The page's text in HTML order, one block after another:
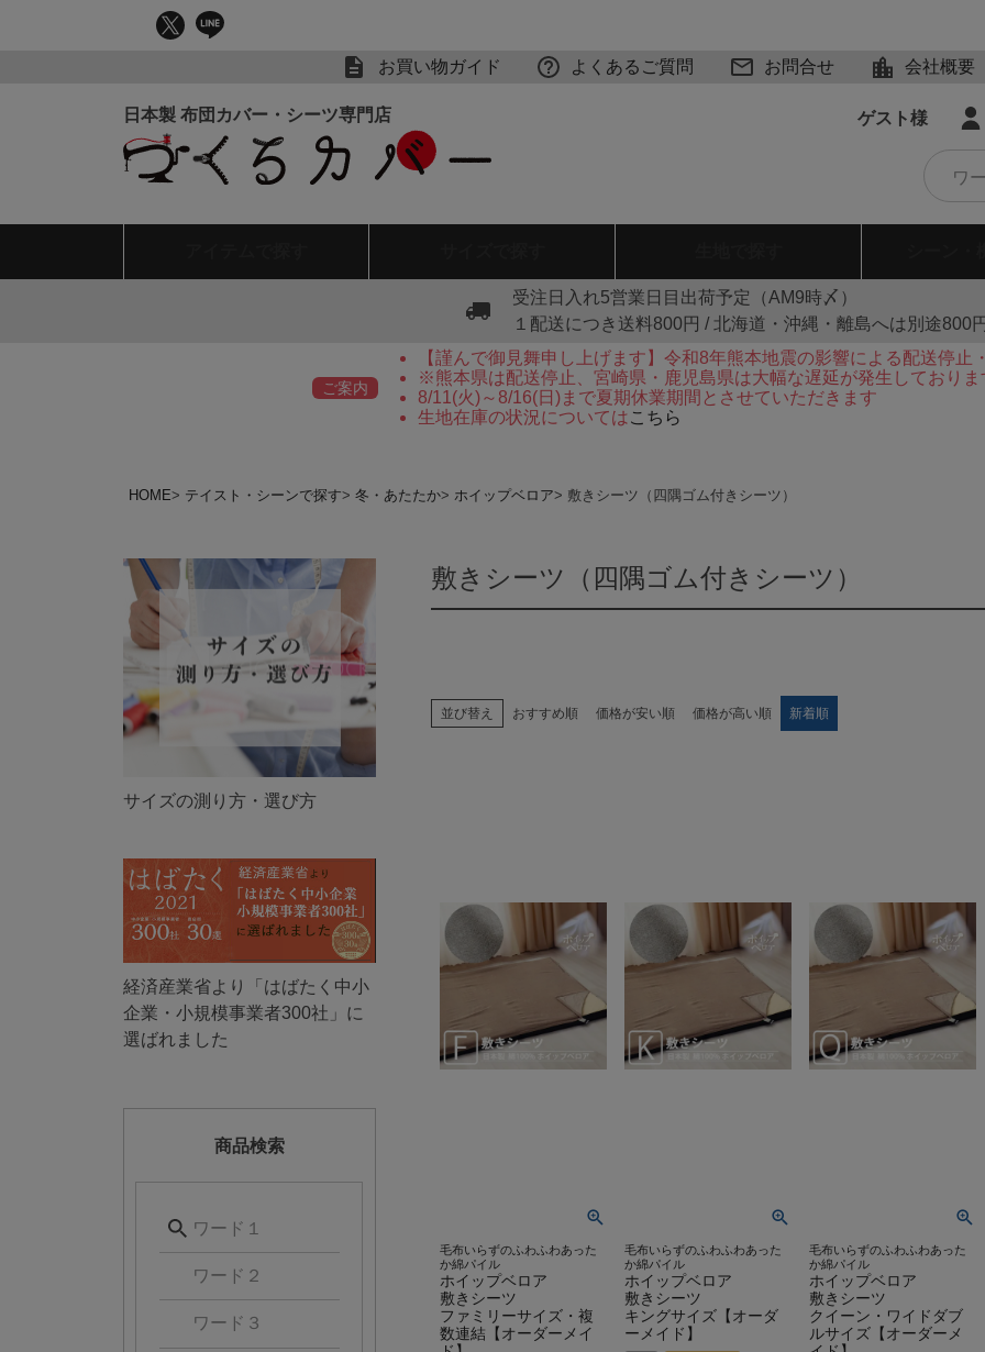
お買い物ガイド よくあるご質問 お問合せ 会社概要
ゲスト様
受注日入れ5営業日目出荷予定（AM9時〆）
１配送につき送料800円 / 北海道・沖縄・離島へは別途800
ご案内
【謹んで御見舞申し上げます】令和8年熊本地震の影響による配送停止
※熊本県は配送停止、宮崎県・鹿児島県は大幅な遅延が発生しておりま
8/11(火)～8/16(日)まで夏期休業期間とさせていただきます
生地在庫の状況についてはこちら
HOME テイスト・シーンで探す 冬・あたたか ホイップベロア 敷きシーツ（四隅ゴム付きシーツ）
サイズの測り方・選び方
経済産業省より「はばたく中小
企業・小規模事業者300社」に
選ばれました
商品検索
敷きシーツ（四隅ゴム付きシーツ）
並び替え おすすめ順 価格が安い順 価格が高い順 新着順
毛布いらずのふわふわあった
か綿パイル
ホイップベロア
敷きシーツ
ファミリーサイズ・複
数連結【オーダーメイ
毛布いらずのふわふわあった
か綿パイル
ホイップベロア
敷きシーツ
キングサイズ【オーダ
ーメイド】
毛布いらずのふわふわあった
か綿パイル
ホイップベロア
敷きシーツ
クイーン・ワイドダブ
ルサイズ【オーダーメ